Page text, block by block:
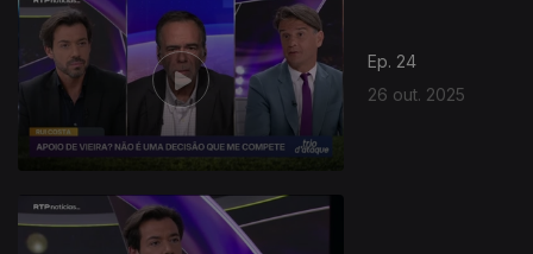
Ep. 24
26 out. 2025